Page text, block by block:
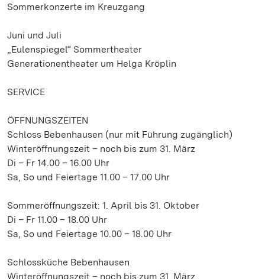
Sommerkonzerte im Kreuzgang
Juni und Juli
„Eulenspiegel“ Sommertheater
Generationentheater um Helga Kröplin
SERVICE
ÖFFNUNGSZEITEN
Schloss Bebenhausen (nur mit Führung zugänglich)
Winteröffnungszeit – noch bis zum 31. März
Di – Fr 14.00 – 16.00 Uhr
Sa, So und Feiertage 11.00 – 17.00 Uhr
Sommeröffnungszeit: 1. April bis 31. Oktober
Di – Fr 11.00 – 18.00 Uhr
Sa, So und Feiertage 10.00 – 18.00 Uhr
Schlossküche Bebenhausen
Winteröffnungszeit – noch bis zum 31. März